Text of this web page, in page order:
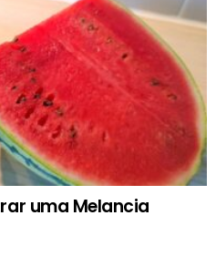
uma Melancia